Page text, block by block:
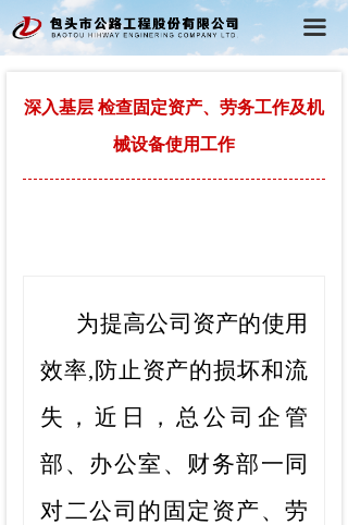
끀
首页
党建工作
深入基层 检查固定资产、劳务工作及机
械设备使用工作
为提高公司资产的使用
效率,防止资产的损坏和流
失， 近日， 总公司企管
部、办公室、财务部一同
对二公司 的 固定资产、劳